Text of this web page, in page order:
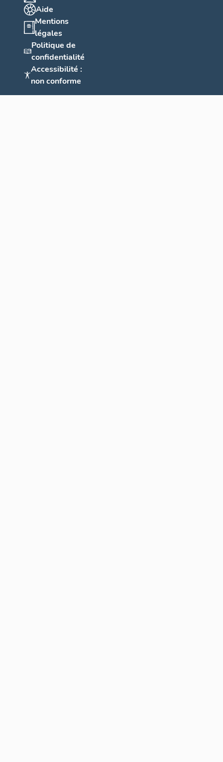
Aide
Mentions
légales
Politique de
confidentialité
Accessibilité :
non conforme